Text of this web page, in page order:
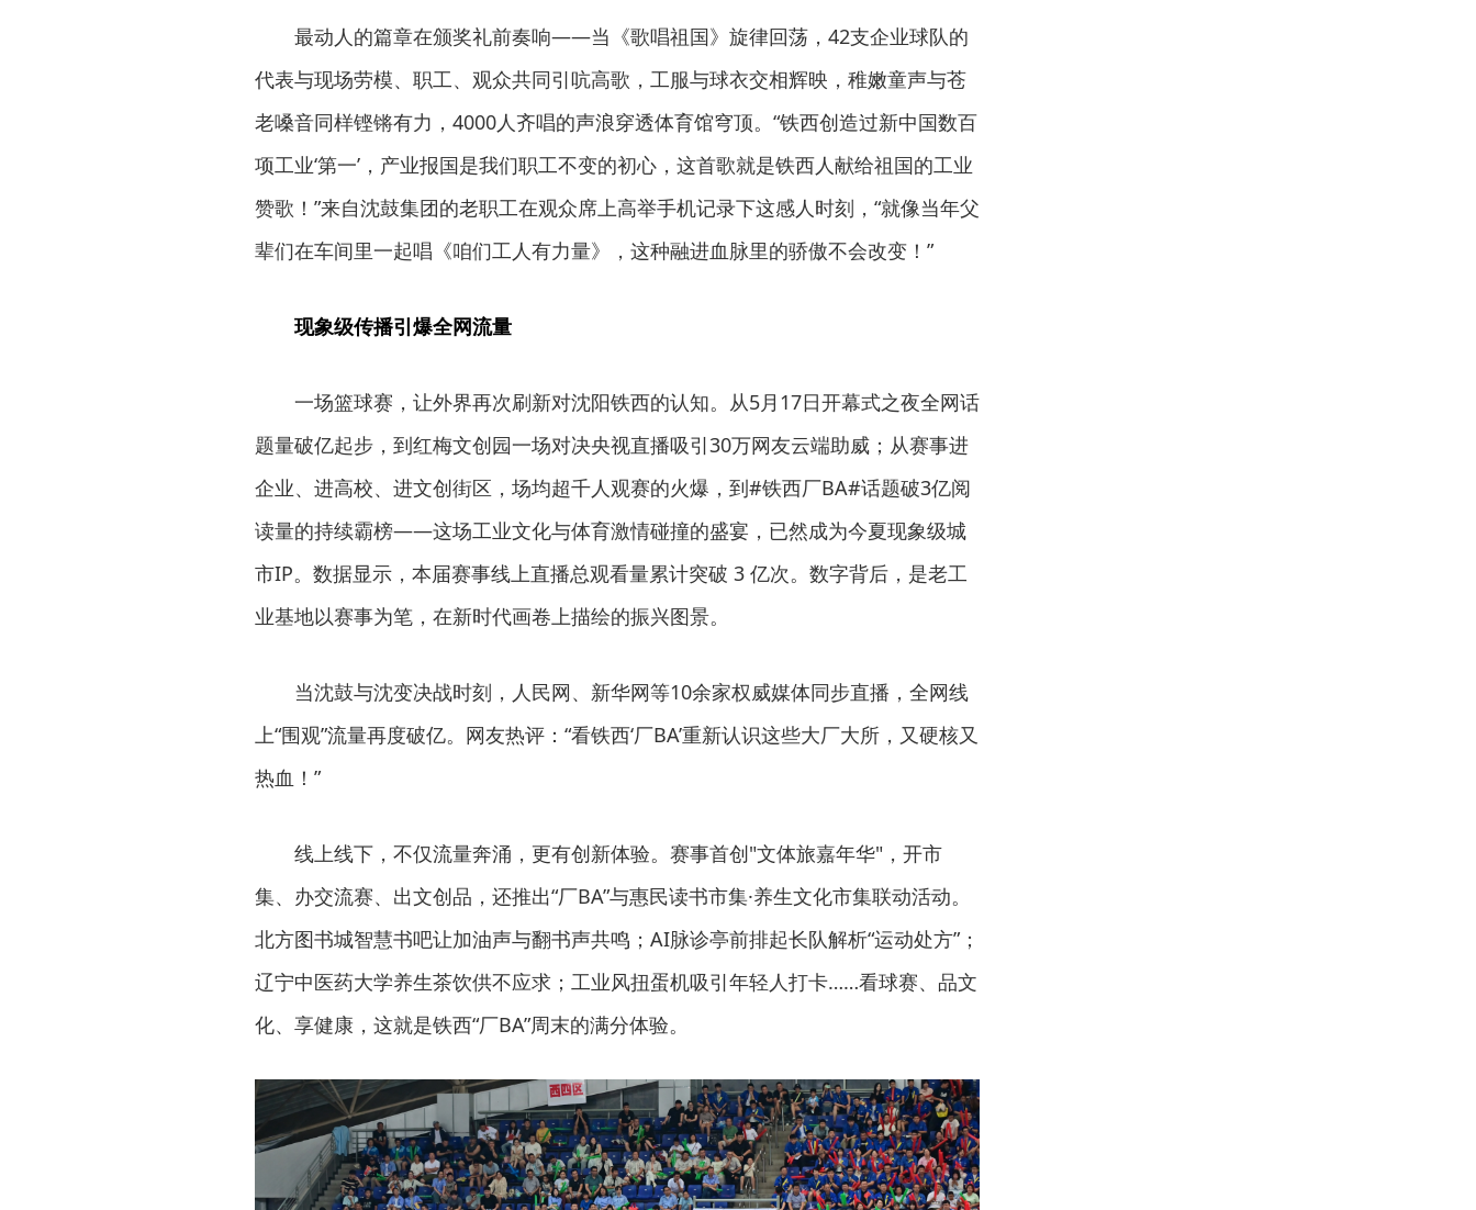
最动人的篇章在颁奖礼前奏响——当《歌唱祖国》旋律回荡，42支企业球队的
代表与现场劳模、职工、观众共同引吭高歌，工服与球衣交相辉映，稚嫩童声与苍
老嗓音同样铿锵有力，4000人齐唱的声浪穿透体育馆穹顶。“铁西创造过新中国数百
项工业‘第一’，产业报国是我们职工不变的初心，这首歌就是铁西人献给祖国的工业
赞歌！”来自沈鼓集团的老职工在观众席上高举手机记录下这感人时刻，“就像当年父
辈们在车间里一起唱《咱们工人有力量》，这种融进血脉里的骄傲不会改变！”
现象级传播引爆全网流量
一场篮球赛，让外界再次刷新对沈阳铁西的认知。从5月17日开幕式之夜全网话
题量破亿起步，到红梅文创园一场对决央视直播吸引30万网友云端助威；从赛事进
企业、进高校、进文创街区，场均超千人观赛的火爆，到#铁西厂BA#话题破3亿阅
读量的持续霸榜——这场工业文化与体育激情碰撞的盛宴，已然成为今夏现象级城
市IP。数据显示，本届赛事线上直播总观看量累计突破 3 亿次。数字背后，是老工
业基地以赛事为笔，在新时代画卷上描绘的振兴图景。
当沈鼓与沈变决战时刻，人民网、新华网等10余家权威媒体同步直播，全网线
上“围观”流量再度破亿。网友热评：“看铁西‘厂BA’重新认识这些大厂大所，又硬核又
热血！”
线上线下，不仅流量奔涌，更有创新体验。赛事首创"文体旅嘉年华"，开市
集、办交流赛、出文创品，还推出“厂BA”与惠民读书市集·养生文化市集联动活动。
北方图书城智慧书吧让加油声与翻书声共鸣；AI脉诊亭前排起长队解析“运动处方”；
辽宁中医药大学养生茶饮供不应求；工业风扭蛋机吸引年轻人打卡……看球赛、品文
化、享健康，这就是铁西“厂BA”周末的满分体验。